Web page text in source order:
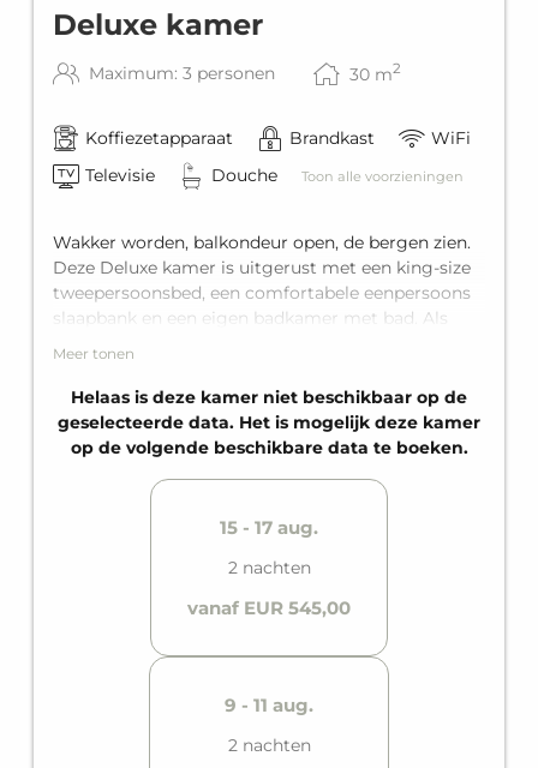
Deluxe kamer
Maximum: 3 personen 30 m2
Koffiezetapparaat Brandkast
WiFi
Televisie
Douche Toon alle voorzieningen
Wakker worden, balkondeur open, de bergen zien.
Deze Deluxe kamer is uitgerust met een king-size
tweepersoonsbed, een comfortabele eenpersoons
slaapbank en een eigen badkamer met bad. Als
hoogtepunt is er ook nog het privébalkon. In totaal
maximaal drie personen.
* De getoonde foto's zijn voorbeelden. Binnen de
betreffende kamercategorie kunnen er kleine
afwijkingen zijn.
Meer tonen
Helaas is deze kamer niet beschikbaar op de
geselecteerde data. Het is mogelijk deze kamer
op de volgende beschikbare data te boeken.
15 - 17 aug.
2 nachten
vanaf EUR 545,00
9 - 11 aug.
2 nachten